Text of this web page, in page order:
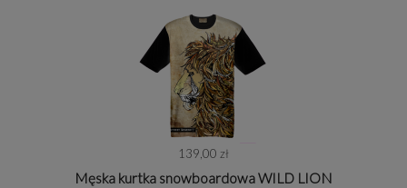
139,00 zł
Męska kurtka snowboardowa WILD LION